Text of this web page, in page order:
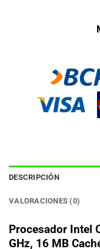
DESCRIPCIÓN
VALORACIONES (0)
Procesador Intel
GHz, 16 MB